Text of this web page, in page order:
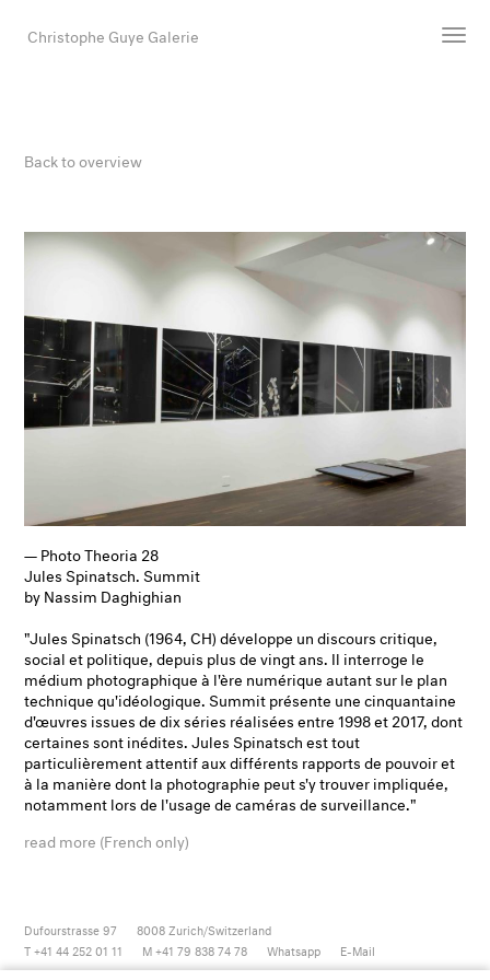
Christophe Guye Galerie
Shop
Gallery
Search
Email
Back to overview
— Photo Theoria 28
Jules Spinatsch. Summit
by Nassim Daghighian
"Jules Spinatsch (1964, CH) développe un discours critique,
social et politique, depuis plus de vingt ans. Il interroge le
médium photographique à l'ère numérique autant sur le plan
technique qu'idéologique.Summitprésente une cinquantaine
d'œuvres issues de dix séries réalisées entre 1998 et 2017, dont
certaines sont inédites. Jules Spinatsch est tout
particulièrement attentif aux différents rapports de pouvoir et
à la manière dont la photographie peut s'y trouver impliquée,
notamment lors de l'usage de caméras de surveillance."
read more (French only)
Dufourstrasse 97 8008 Zurich/Switzerland
T +41 44 252 01 11
M +41 79 838 74 78 Whatsapp E-Mail